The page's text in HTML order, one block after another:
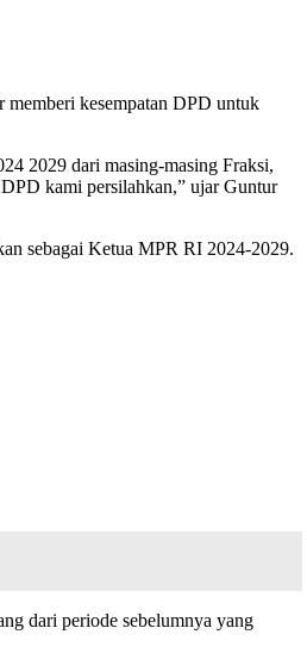
kesempatan DPD untuk
2029 dari masing-masing Fraksi,
kami persilahkan,” ujar Guntur
sebagai Ketua MPR RI 2024-2029.
dari periode sebelumnya yang